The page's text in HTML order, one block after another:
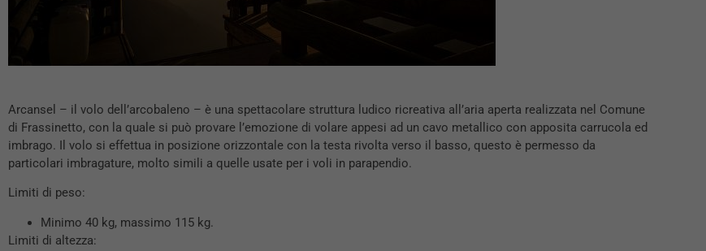
Arcansel – il volo dell’arcobaleno – è una spettacolare struttura ludico ricreativa all’aria aperta realizzata nel Comune
di Frassinetto, con la quale si può provare l’emozione di volare appesi ad un cavo metallico con apposita carrucola ed
imbrago. Il volo si effettua in posizione orizzontale con la testa rivolta verso il basso, questo è permesso da
particolari imbragature, molto simili a quelle usate per i voli in parapendio.
Limiti di peso:
Minimo 40 kg, massimo 115 kg.
Limiti di altezza: